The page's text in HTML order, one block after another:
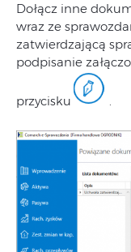
Dołącz inne
wraz ze
zatwierdzającą
podpisanie
przycisku .